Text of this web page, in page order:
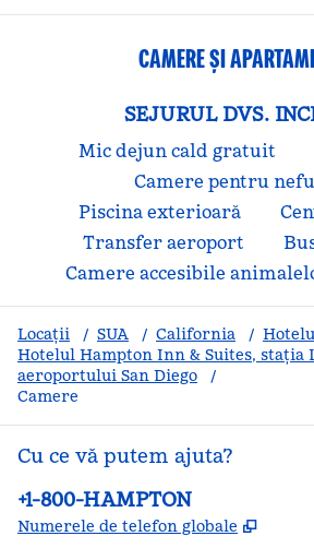
CAMERE ȘI
SEJURUL DVS.
Mic dejun cald gratuit
Camere pentru
Piscina exterioară
Transfer aeroport
Camere accesibile
Locații / SUA / California /
Hotelul Hampton Inn & Suites, stația
aeroportului San Diego
/
Camere
Cu ce vă putem ajuta?
Telefon:
+1-800-HAMPTON
Numerele de telefon globale ,